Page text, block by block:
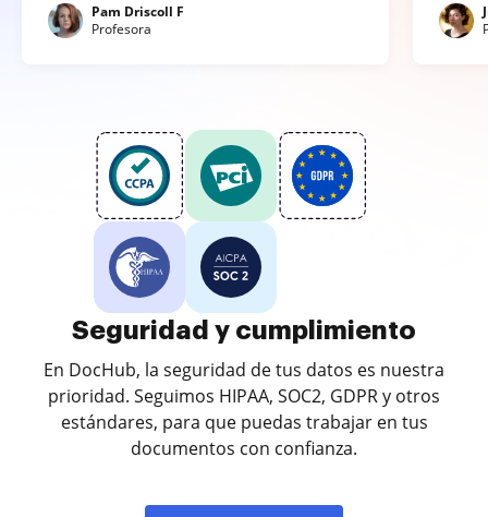
Pam Driscoll F
Profesora
Seguridad y cumplimiento
En DocHub, la seguridad de tus datos es nuestra
prioridad. Seguimos HIPAA, SOC2, GDPR y otros
estándares, para que puedas trabajar en tus
documentos con confianza.